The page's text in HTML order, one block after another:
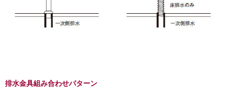
排水金具組み合わせパターン